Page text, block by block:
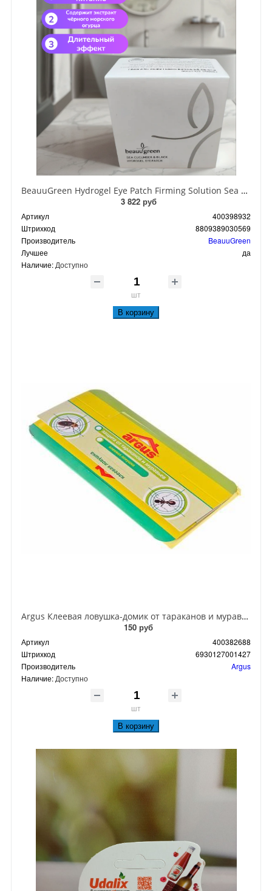
BeauuGreen Hydrogel Eye Patch Firming Solution Sea Cocumber & Black Гидрогелевые патчи для кожи вокруг глаз с экстрактом черного морского огурца 60 шт 90 гр
3 822 руб
Артикул
400398932
Штрихкод
8809389030569
Производитель
BeauuGreen
Лучшее
да
Наличие: Доступно
шт
В корзину
Argus Клеевая ловушка-домик от тараканов и муравьев
150 руб
Артикул
400382688
Штрихкод
6930127001427
Производитель
Argus
Наличие: Доступно
шт
В корзину